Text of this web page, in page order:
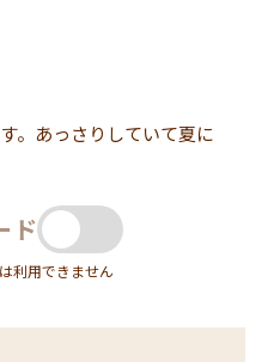
。あっさりしていて夏に
ド
利用できません